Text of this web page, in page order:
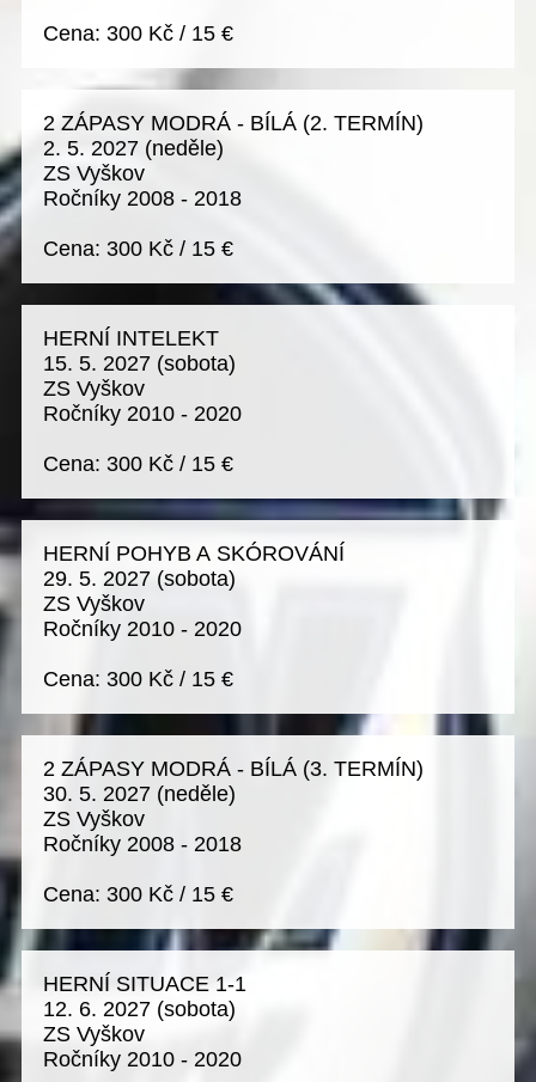
Cena: 300 Kč / 15 €
2 ZÁPASY MODRÁ - BÍLÁ (2. TERMÍN)
2. 5. 2027 (neděle)
ZS Vyškov
Ročníky 2008 - 2018
Cena: 300 Kč / 15 €
HERNÍ INTELEKT
15. 5. 2027 (sobota)
ZS Vyškov
Ročníky 2010 - 2020
Cena: 300 Kč / 15 €
HERNÍ POHYB A SKÓROVÁNÍ
29. 5. 2027 (sobota)
ZS Vyškov
Ročníky 2010 - 2020
Cena: 300 Kč / 15 €
2 ZÁPASY MODRÁ - BÍLÁ (3. TERMÍN)
30. 5. 2027 (neděle)
ZS Vyškov
Ročníky 2008 - 2018
Cena: 300 Kč / 15 €
HERNÍ SITUACE 1-1
12. 6. 2027 (sobota)
ZS Vyškov
Ročníky 2010 - 2020